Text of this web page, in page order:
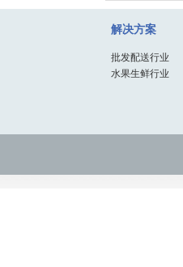
解决方案
批发配送行业
水果生鲜行业